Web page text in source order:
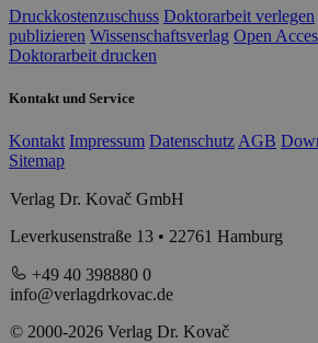
Druckkostenzuschuss Doktorarbeit verlegen
publizieren Wissenschaftsverlag Open
Doktorarbeit drucken
Kontakt und Service
Kontakt Impressum Datenschutz AGB
Sitemap
Verlag Dr. Kovač GmbH
Leverkusenstraße 13 • 22761 Hamburg
+49 40 398880 0
info@verlagdrkovac.de
© 2000-2026 Verlag Dr. Kovač